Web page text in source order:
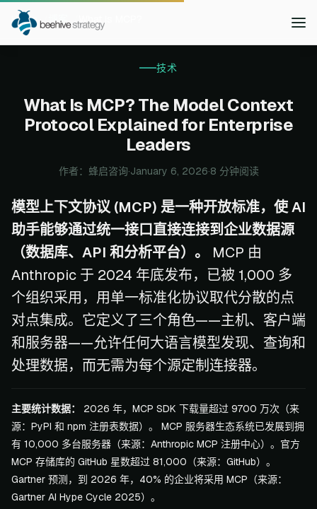
Home 博客 What Is MCP?
技术
What Is MCP? The Model Context
Protocol Explained for Enterprise
Leaders
作者：蜂启咨询·January 6, 2026·8 分钟阅读
模型上下文协议 (MCP) 是一种开放标准，使 AI
助手能够通过统一接口直接连接到企业数据源
（数据库、API 和分析平台）。
MCP 由
Anthropic 于 2024 年底发布，已被 1,000 多
个组织采用，用单一标准化协议取代分散的点
对点集成。它定义了三个角色——主机、客户端
和服务器——允许任何大语言模型发现、查询和
处理数据，而无需为每个源定制连接器。
主要统计数据：
2026 年，MCP SDK 下载量超过 9700 万次（来
源：PyPI 和 npm 注册表数据）。 MCP 服务器生态系统已发展到拥
有 10,000 多台服务器（来源：Anthropic MCP 注册中心）。官方
MCP 存储库的 GitHub 星数超过 81,000（来源：GitHub）。
Gartner 预测，到 2026 年，40% 的企业将采用 MCP（来源：
Gartner AI Hype Cycle 2025）。